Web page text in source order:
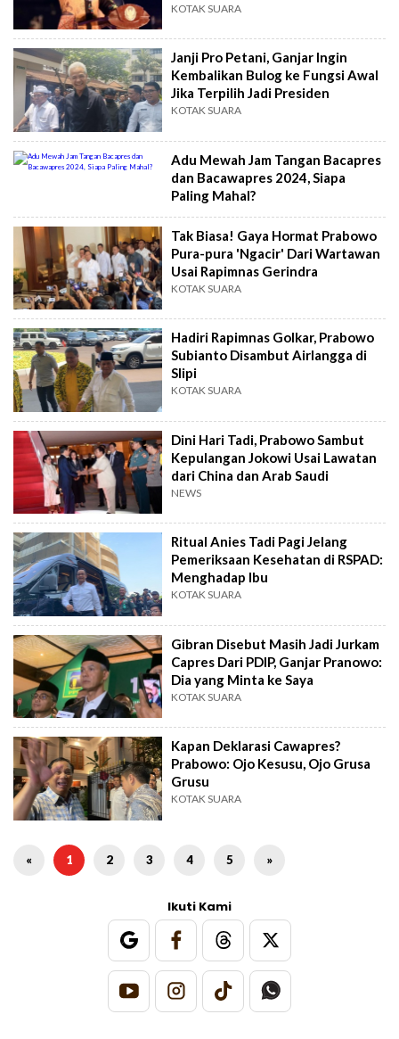
KOTAK SUARA
Janji Pro Petani, Ganjar Ingin
Kembalikan Bulog ke Fungsi Awal
Jika Terpilih Jadi Presiden
KOTAK SUARA
Adu Mewah Jam Tangan Bacapres
dan Bacawapres 2024, Siapa
Paling Mahal?
Tak Biasa! Gaya Hormat Prabowo
Pura-pura 'Ngacir' Dari Wartawan
Usai Rapimnas Gerindra
KOTAK SUARA
Hadiri Rapimnas Golkar, Prabowo
Subianto Disambut Airlangga di
Slipi
KOTAK SUARA
Dini Hari Tadi, Prabowo Sambut
Kepulangan Jokowi Usai Lawatan
dari China dan Arab Saudi
NEWS
Ritual Anies Tadi Pagi Jelang
Pemeriksaan Kesehatan di RSPAD:
Menghadap Ibu
KOTAK SUARA
Gibran Disebut Masih Jadi Jurkam
Capres Dari PDIP, Ganjar Pranowo:
Dia yang Minta ke Saya
KOTAK SUARA
Kapan Deklarasi Cawapres?
Prabowo: Ojo Kesusu, Ojo Grusa
Grusu
KOTAK SUARA
« 1 2 3 4 5 »
Ikuti Kami